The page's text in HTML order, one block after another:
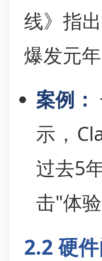
线》指
爆发元
案例：
示，
过去5
击"体
2.2 硬